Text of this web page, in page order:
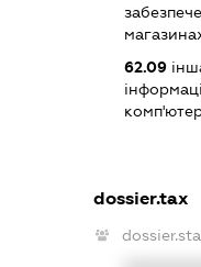
62.09
dossier.tax